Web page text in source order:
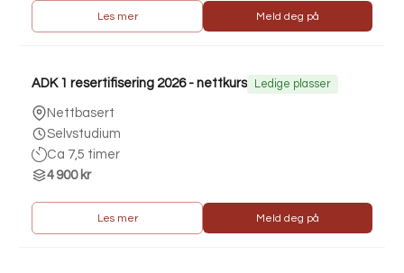
Les mer Meld deg på
ADK 1 resertifisering 2026 - nettkurs Ledige plasser
Nettbasert
Selvstudium
Ca 7,5 timer
4 900 kr
Les mer Meld deg på